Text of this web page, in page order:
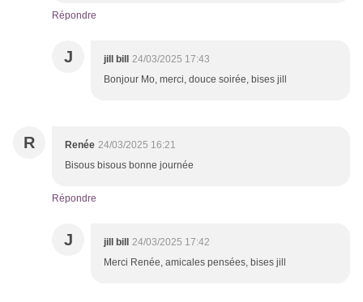
Répondre
J jill bill
24/03/2025 17:43
Bonjour Mo, merci, douce soirée, bises jill
R Renée 24/03/2025 16:21
Bisous bisous bonne journée
Répondre
J jill bill
24/03/2025 17:42
Merci Renée, amicales pensées, bises jill